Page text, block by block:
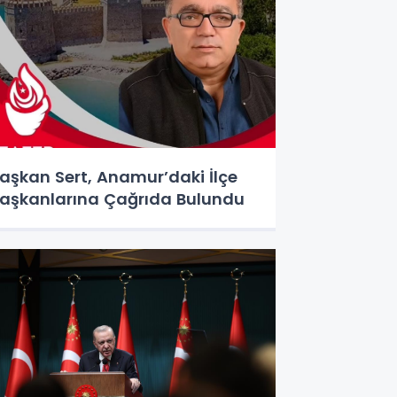
Sert, Anamur’daki İlçe
Çağrıda Bulundu